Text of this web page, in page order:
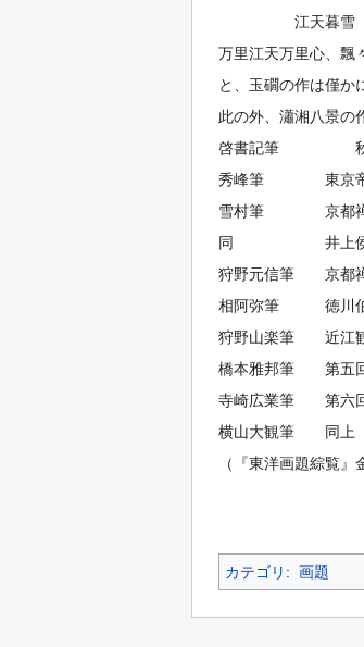
江天暮雪
万里江天万里心、飄
と、玉礀の作は僅
此の外、瀟湘八景の
啓書記筆 秋元
秀峰筆 東京帝
雪村筆 京都禅
同 井上侯
狩野元信筆 京都
相阿弥筆 徳川伯
狩野山楽筆 近江
橋本雅邦筆 第五回
寺崎広業筆 第六
横山大観筆 同上
（『東洋画題綜覧』
カテゴリ : 画題